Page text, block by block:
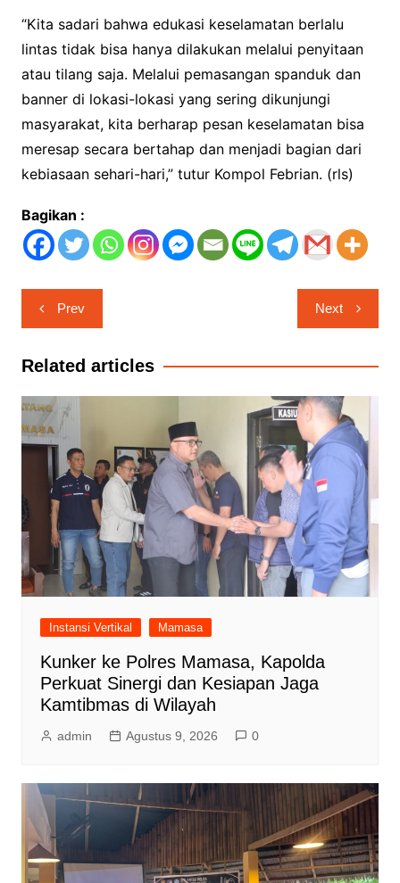
“Kita sadari bahwa edukasi keselamatan berlalu
lintas tidak bisa hanya dilakukan melalui penyitaan
atau tilang saja. Melalui pemasangan spanduk dan
banner di lokasi-lokasi yang sering dikunjungi
masyarakat, kita berharap pesan keselamatan bisa
meresap secara bertahap dan menjadi bagian dari
kebiasaan sehari-hari,” tutur Kompol Febrian. (rls)
Bagikan :
Navigasi
pos
Prev Next
Related articles
Instansi Vertikal Mamasa
Kunker ke Polres Mamasa, Kapolda
Perkuat Sinergi dan Kesiapan Jaga
Kamtibmas di Wilayah
admin Agustus 9, 2026 0